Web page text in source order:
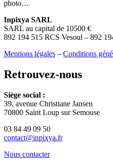
photo…
Inpixya SARL
SARL au capital de 10500 €
892 194 515 RCS Vesoul – 892
Mentions légales – Conditions
Retrouvez-nous
Siège social :
39, avenue Christiane Jansen
70800 Saint Loup sur Semouse
03 84 49 09 50
contact@inpixya.fr
Nous contacter